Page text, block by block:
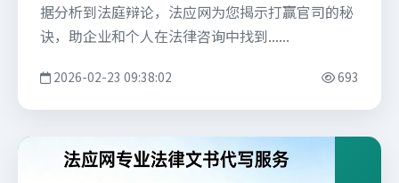
据分析到法庭辩论，法应网为您揭示打赢官司的秘
诀，助企业和个人在法律咨询中找到......
2026-02-23 09:38:02 693